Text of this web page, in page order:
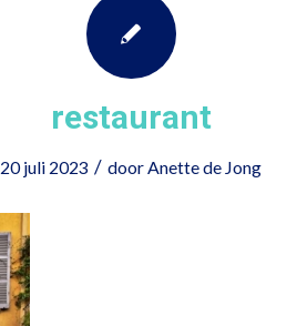
restaurant
20 juli 2023 / doorAnette de Jong